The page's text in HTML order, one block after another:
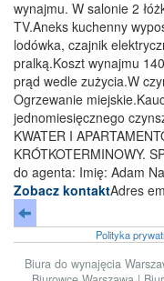
wynajmu. W salonie 2
TV.Aneks kuchenny
lodówka, czajnik
pralką.Koszt wynajmu
prąd wedle zużycia.W
Ogrzewanie
jednomiesięcznego
KWATER I
KRÓTKOTERMINOWY.
do agenta: Imię: Adam
Zobacz kontaktAdres
Polityka
Biura do wynajęcia